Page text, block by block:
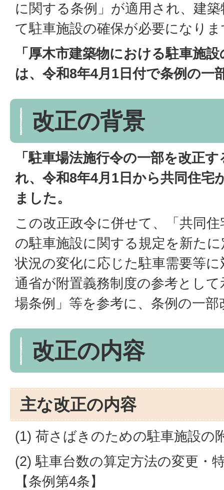
に関する条例」が適用され、建
て駐車施設の確保が必要になり
「厚木市建築物における駐車施
は、令和8年4月1日付で条例の一
改正の背景
「駐車場法施行令の一部を改正
れ、令和8年4月1日から共同住宅
ました。
この改正政令に併せて、「共同
の駐車施設に関する規定を新た
状況の変化に応じた駐車需要等
通省が附置義務制度の参考とし
場条例」等を参考に、条例の一
改正の内容
主な改正の内容
(1) 荷さばきのための駐車施設の
(2) 駐車台数の算定方法の変更・
【条例第4条】